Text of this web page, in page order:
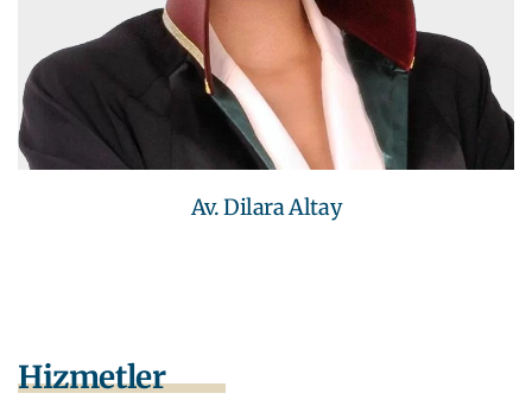
Av. Dilara Altay
Hizmetler